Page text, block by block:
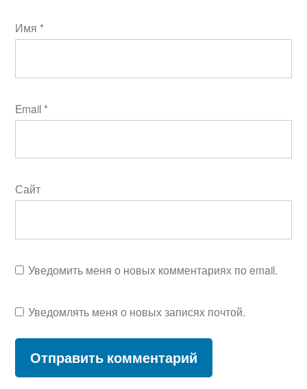
Имя *
Email *
Сайт
Уведомить меня о новых комментариях по email.
Уведомлять меня о новых записях почтой.